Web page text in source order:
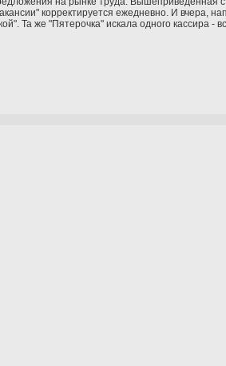
корректируется ежедневно. И вчера,
Та же "Пятерочка" искала одного кассира -